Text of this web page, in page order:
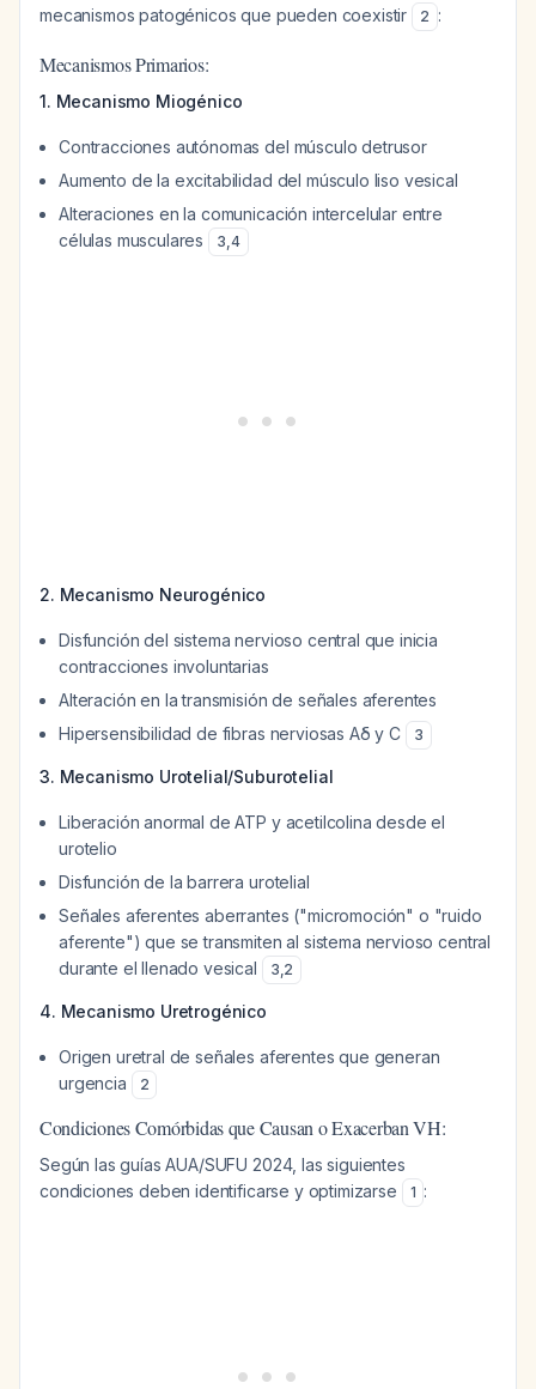
mecanismos patogénicos que pueden coexistir
2 :
Mecanismos Primarios:
1. Mecanismo Miogénico
Contracciones autónomas del músculo detrusor
Aumento de la excitabilidad del músculo liso vesical
Alteraciones en la comunicación intercelular entre
células musculares
3,4
2. Mecanismo Neurogénico
Disfunción del sistema nervioso central que inicia
contracciones involuntarias
Alteración en la transmisión de señales aferentes
Hipersensibilidad de fibras nerviosas Aδ y C
3
3. Mecanismo Urotelial/Suburotelial
Liberación anormal de ATP y acetilcolina desde el
urotelio
Disfunción de la barrera urotelial
Señales aferentes aberrantes ("micromoción" o "ruido
aferente") que se transmiten al sistema nervioso central
durante el llenado vesical
3,2
4. Mecanismo Uretrogénico
Origen uretral de señales aferentes que generan
urgencia
2
Condiciones Comórbidas que Causan o Exacerban VH:
Según las guías AUA/SUFU 2024, las siguientes
condiciones deben identificarse y optimizarse
1 :